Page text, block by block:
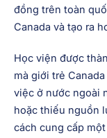
đồng trên toàn
Canada và tạo ra
Học viện được
mà giới trẻ
việc ở nước ngoài
hoặc thiếu nguồn
cách cung cấp